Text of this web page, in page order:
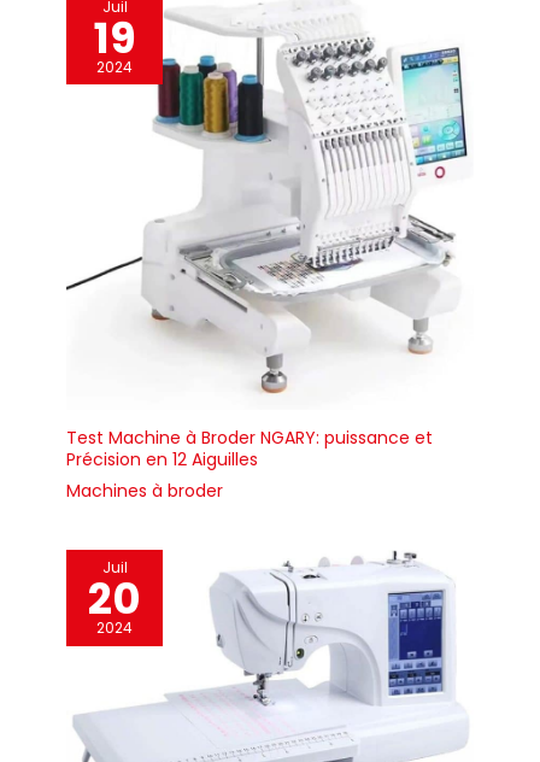
Juil
19
2024
Test Machine à Broder NGARY: puissance et
Précision en 12 Aiguilles
Machines à broder
Juil
20
2024